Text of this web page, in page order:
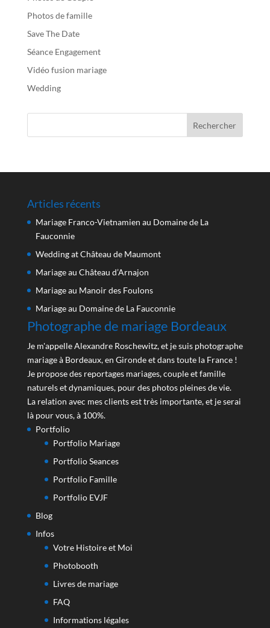
Photos de famille
Save The Date
Séance Engagement
Vidéo fusion mariage
Wedding
Articles récents
Mariage Franco-Vietnamien au Domaine de La
Fauconnie
Wedding at Château de Maumont
Mariage au Château d’Arnajon
Mariage au Manoir des Foulons
Mariage au Domaine de La Fauconnie
Photographe de mariage Bordeaux
Je m'appelle Alexandre Roschewitz, et je suis photographe
mariage à Bordeaux, en Gironde et dans toute la France !
Je propose des reportages mariages, couple et famille
naturels et dynamiques, pour des photos pleines de vie.
La relation avec mes clients est très importante, et je serai
là pour vous, à 100%.
Portfolio
Portfolio Mariage
Portfolio Seances
Portfolio Famille
Portfolio EVJF
Blog
Infos
Votre Histoire et Moi
Photobooth
Livres de mariage
FAQ
Informations légales